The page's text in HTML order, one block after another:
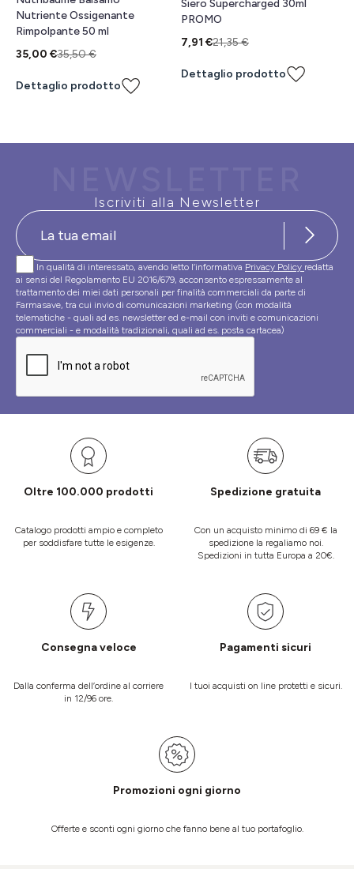
Nutriente Ossigenante
Rimpolpante 50 ml
35,00 €35,50 €
Dettaglio prodotto
Siero Supercharged 30ml
PROMO
7,91 €21,35 €
Dettaglio prodotto
Iscriviti alla Newsletter
In qualità di interessato, avendo letto l’informativa Privacy Policy redatta
ai sensi del Regolamento EU 2016/679, acconsento espressamente al
trattamento dei miei dati personali per finalità commerciali da parte di
Farmasave, tra cui invio di comunicazioni marketing (con modalità
telematiche - quali ad es. newsletter ed e-mail con inviti e comunicazioni
commerciali - e modalità tradizionali, quali ad es. posta cartacea)
Oltre 100.000 prodotti
Catalogo prodotti ampio e completo
per soddisfare tutte le esigenze.
Spedizione gratuita
Con un acquisto minimo di 69 € la
spedizione la regaliamo noi.
Spedizioni in tutta Europa a 20€.
Consegna veloce
Dalla conferma dell’ordine al corriere
in 12/96 ore.
Pagamenti sicuri
I tuoi acquisti on line protetti e sicuri.
Promozioni ogni giorno
Offerte e sconti ogni giorno che fanno bene al tuo portafoglio.